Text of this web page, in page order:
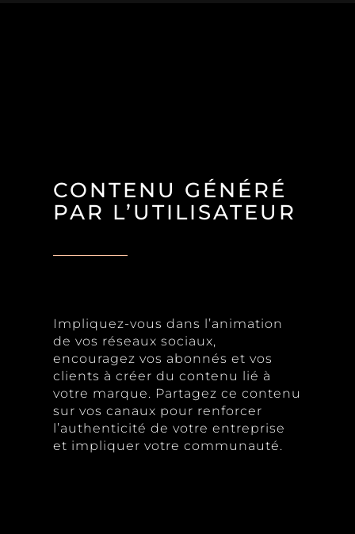
CONTENU GÉNÉRÉ
PAR L’UTILISATEUR
Impliquez-vous dans l’animation
de vos réseaux sociaux,
encouragez vos abonnés et vos
clients à créer du contenu lié à
votre marque. Partagez ce contenu
sur vos canaux pour renforcer
l’authenticité de votre entreprise
et impliquer votre communauté.